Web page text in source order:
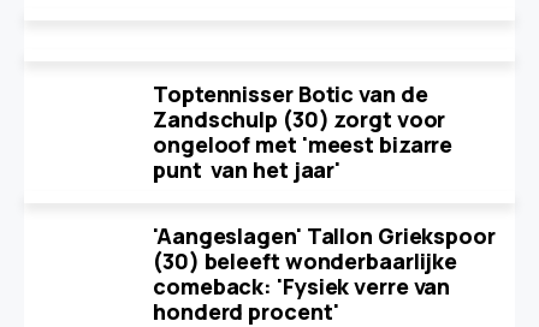
Toptennisser Botic van de
Zandschulp (30) zorgt voor
ongeloof met 'meest bizarre
punt van het jaar'
'Aangeslagen' Tallon Griekspoor
(30) beleeft wonderbaarlijke
comeback: 'Fysiek verre van
honderd procent'